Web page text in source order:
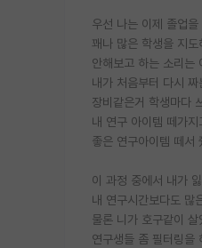
우선 나는 이제 졸업
꽤나 많은 학생을 지
안해보고 하는 소리는
내가 처음부터 다시
장비같은거 학생마다
내 연구 아이템 떼가
좋은 연구아이템 떼서
이 과정 중에서 내가
내 연구시간보다도 많
물론 니가 호구같이
연구생들 좀 필터링을